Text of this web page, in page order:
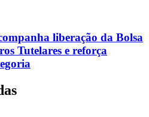
liberação da Bolsa
Tutelares e reforça